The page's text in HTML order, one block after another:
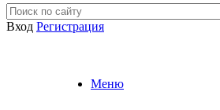
Вход Регистрация
Меню